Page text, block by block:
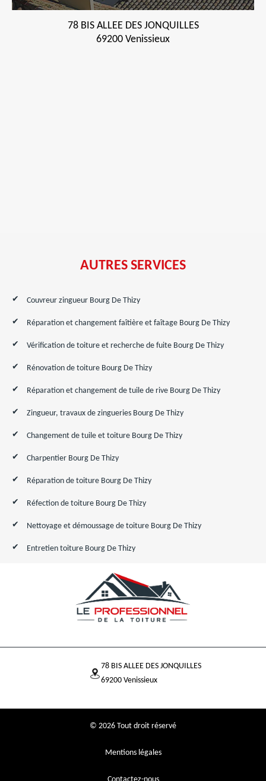
78 BIS ALLEE DES JONQUILLES
69200 Venissieux
AUTRES SERVICES
Couvreur zingueur Bourg De Thizy
Réparation et changement faîtière et faîtage Bourg De Thizy
Vérification de toiture et recherche de fuite Bourg De Thizy
Rénovation de toiture Bourg De Thizy
Réparation et changement de tuile de rive Bourg De Thizy
Zingueur, travaux de zingueries Bourg De Thizy
Changement de tuile et toiture Bourg De Thizy
Charpentier Bourg De Thizy
Réparation de toiture Bourg De Thizy
Réfection de toiture Bourg De Thizy
Nettoyage et démoussage de toiture Bourg De Thizy
Entretien toiture Bourg De Thizy
78 BIS ALLEE DES JONQUILLES
69200 Venissieux
© 2026 Tout droit réservé
Mentions légales